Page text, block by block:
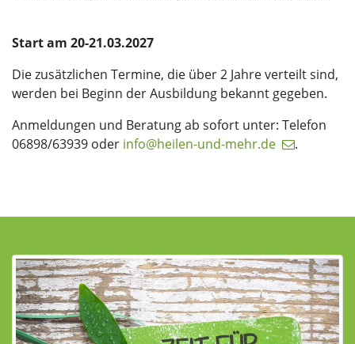
Start am 20-21.03.2027
Die zusätzlichen Termine, die über 2 Jahre verteilt sind,
werden bei Beginn der Ausbildung bekannt gegeben.
Anmeldungen und Beratung ab sofort unter: Telefon
06898/63939 oder info@heilen-und-mehr.de .